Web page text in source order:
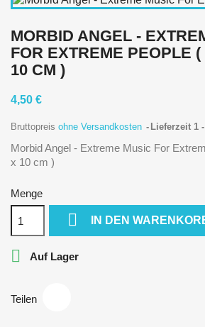
MORBID ANGEL -
FOR EXTREME PEOPLE (
10 CM )
4,50 €
Bruttopreis ohne Versandkosten Lieferzeit 1
Morbid Angel - Extreme Music For
x 10 cm )
Menge
 IN DEN
 Auf Lager
Teilen